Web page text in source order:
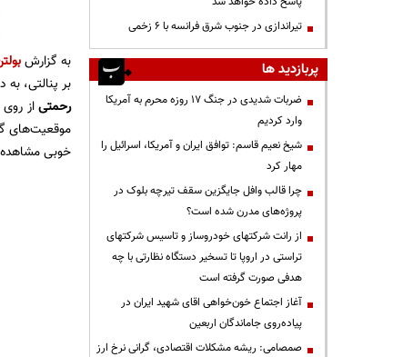
به گزارش
بر پنالتی،
رحمتیاز
موقعیت‌های
خوبی
تیراندازی در جنوب شرق فرانسه با ۶ زخمی
پربازدید ها
ضربات شدیدی در جنگ ۱۷ روزه محرم به آمریکا
وارد کردیم
شیخ نعیم قاسم: توافق ایران و آمریکا، اسرائیل را
مهار کرد
چرا قالب وافل جایگزین سقف تیرچه بلوک در
پروژه‌های مدرن شده است؟
از رانت‌ شرکتهای خودروساز و تاسیس شرکتهای
تراستی در اروپا تا تسخیر دستگاه نظارتی با چه
هدفی صورت گرفته است
آغاز اجتماع خون‌خواهی اقای شهید ایران در
پیاده‌روی جاماندگان اربعین
صمصامی: ریشه مشکلات اقتصادی، گرانی نرخ ارز